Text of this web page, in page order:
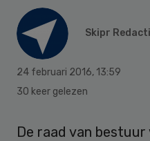
Skipr
24 februari 2016, 13:59
30 keer gelezen
De raad van